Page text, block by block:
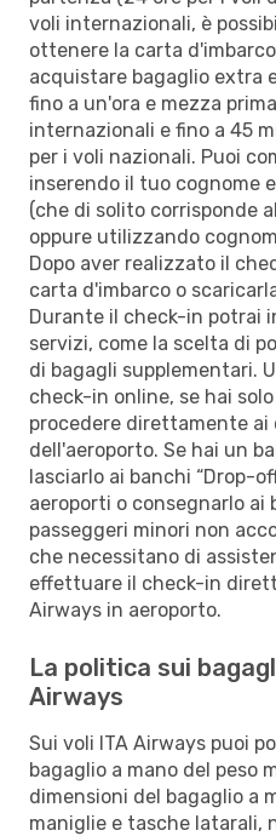
voli internazionali, è
ottenere la carta
acquistare bagaglio extra
fino a un'ora e mezza
internazionali e fino a 45
per i voli nazionali. Puoi
inserendo il tuo cognome
(che di solito corrisponde
oppure utilizzando
Dopo aver realizzato il
carta d'imbarco o
Durante il check-in potrai
servizi, come la scelta di
di bagagli supplementari.
check-in online, se hai
procedere direttamente
dell'aeroporto. Se hai un
lasciarlo ai banchi “Drop-
aeroporti o consegnarlo ai
passeggeri minori non
che necessitano di
effettuare il check-in
Airways in aeroporto.
La politica sui
Airways
Sui voli ITA Airways puoi
bagaglio a mano del peso
dimensioni del bagaglio a
maniglie e tasche latarali,